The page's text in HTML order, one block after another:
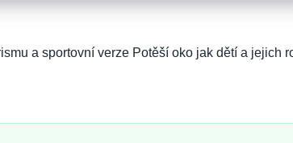
a sportovní verze Potěší oko jak dětí a jejich